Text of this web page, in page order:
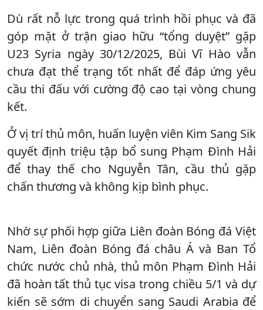
Dù rất nỗ lực trong quá trình hồi phục và đã
góp mặt ở trận giao hữu “tổng duyệt” gặp
U23 Syria ngày 30/12/2025, Bùi Vĩ Hào vẫn
chưa đạt thể trạng tốt nhất để đáp ứng yêu
cầu thi đấu với cường độ cao tại vòng chung
kết.
Ở vị trí thủ môn, huấn luyện viên Kim Sang Sik
quyết định triệu tập bổ sung Phạm Đình Hải
để thay thế cho Nguyễn Tân, cầu thủ gặp
chấn thương và không kịp bình phục.
Nhờ sự phối hợp giữa Liên đoàn Bóng đá Việt
Nam, Liên đoàn Bóng đá châu Á và Ban Tổ
chức nước chủ nhà, thủ môn Phạm Đình Hải
đã hoàn tất thủ tục visa trong chiều 5/1 và dự
kiến sẽ sớm di chuyển sang Saudi Arabia để